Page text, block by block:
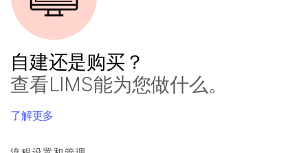
自建还是购买？
查看LIMS能为您做什么。
了解更多